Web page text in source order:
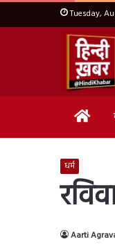
Tuesday,
Home
धर्म
Aarti